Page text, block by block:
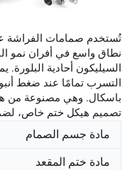
نطاق واسع في أفران نمو
السيليكون أحادية
باسكال. وهي مصنوعة من
تصميم هيكل ختم خاص،
مادة جسم الصمام
مادة ختم المقعد